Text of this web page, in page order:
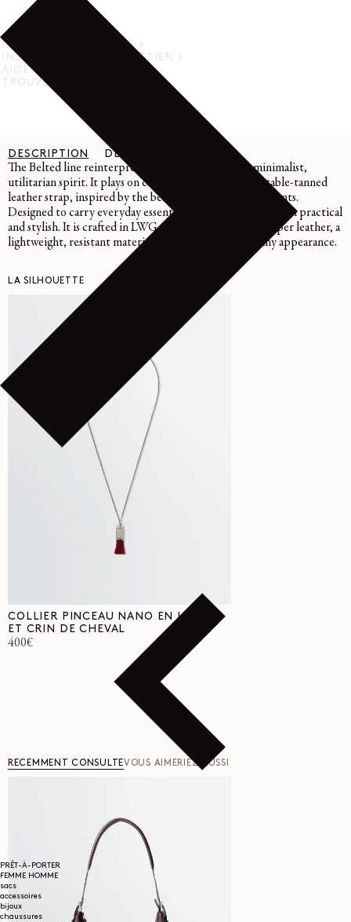
PRÊT-À-PORTER
FEMME HOMME
sacs
accessoires
bijoux
chaussures
LIVRAISON ET RETOUR
INSTRUCTIONS D’ENTRETIEN
AIDE
TROUVER UN MAGASIN
DESCRIPTION DÉTAILS
The Belted line reinterprets archetypal shapes in a minimalist,
utilitarian spirit. It plays on contrasts thanks to a vegetable-tanned
leather strap, inspired by the belt, and shiny metal elements.
Designed to carry everyday essentials, this Hobo bag is both practical
and stylish. It is crafted in LWG Gold-certified glazed paper leather, a
lightweight, resistant material characterized by its shiny appearance.
LA SILHOUETTE
COLLIER PINCEAU NANO EN LAITON
ET CRIN DE CHEVAL
Prix
400€
RÉCEMMENT CONSULTÉVOUS AIMERIEZ AUSSI